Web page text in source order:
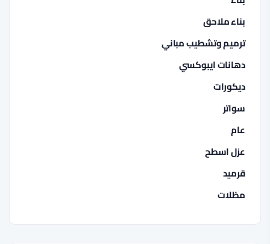
بناء ملاحق
ترميم وتشطيب مباني
دهانات ايبوكسي
ديكورات
سواتر
عام
عزل اسطح
قرميد
مظلات